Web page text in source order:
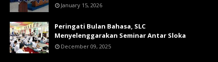
January 15, 2026
Peringati Bulan Bahasa, SLC
Menyelenggarakan Seminar Antar Sloka
December 09, 2025